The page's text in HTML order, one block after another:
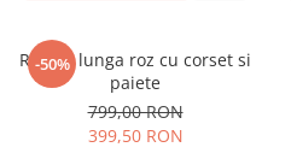
-50%
Rochie lunga roz cu corset si
paiete
799,00 RON
399,50 RON